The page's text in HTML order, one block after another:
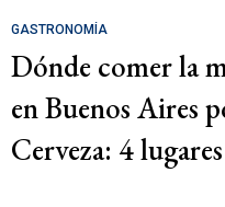
GASTRONOMÍA
Dónde comer la
en Buenos Aires
Cerveza: 4